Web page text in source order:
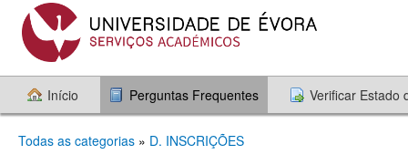
Início Perguntas Frequentes Verificar Estado
Todas as categorias » D. INSCRIÇÕES